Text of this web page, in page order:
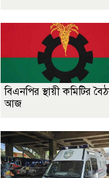
বিএনপির স্থায়ী কমিটির
আজ